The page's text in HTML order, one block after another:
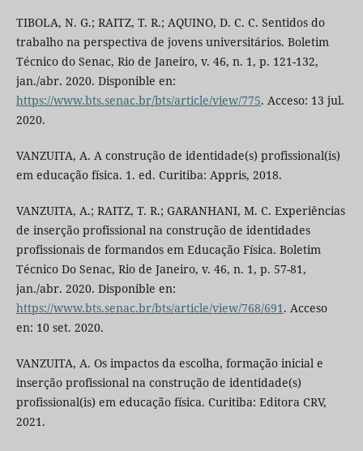
TIBOLA, N. G.; RAITZ, T. R.; AQUINO, D. C. C. Sentidos do
trabalho na perspectiva de jovens universitários. Boletim
Técnico do Senac, Rio de Janeiro, v. 46, n. 1, p. 121-132,
jan./abr. 2020. Disponible en:
https://www.bts.senac.br/bts/article/view/775. Acceso: 13 jul.
2020.
VANZUITA, A. A construção de identidade(s) profissional(is)
em educação física. 1. ed. Curitiba: Appris, 2018.
VANZUITA, A.; RAITZ, T. R.; GARANHANI, M. C. Experiências
de inserção profissional na construção de identidades
profissionais de formandos em Educação Física. Boletim
Técnico Do Senac, Rio de Janeiro, v. 46, n. 1, p. 57-81,
jan./abr. 2020. Disponible en:
https://www.bts.senac.br/bts/article/view/768/691. Acceso
en: 10 set. 2020.
VANZUITA, A. Os impactos da escolha, formação inicial e
inserção profissional na construção de identidade(s)
profissional(is) em educação física. Curitiba: Editora CRV,
2021.